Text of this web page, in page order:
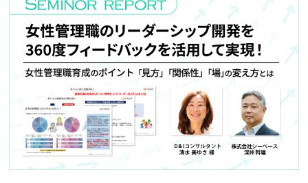
会社情報
よくある質問
資料請求(無料) お見積もり依頼